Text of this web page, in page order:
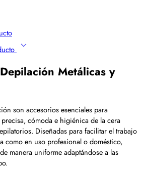
Metálicas y
son accesorios esenciales para
cómoda e higiénica de la cera
Diseñadas para facilitar el trabajo
como en uso profesional o doméstico,
manera uniforme adaptándose a las